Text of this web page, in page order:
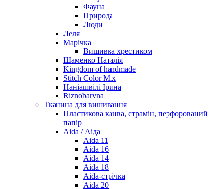
Фауна
Природа
Люди
Леля
Марічка
Вишивка хрестиком
Шаменко Наталія
Kingdom of handmade
Stitch Color Mix
Наніашвілі Ірина
Riznobarvna
Тканина для вишивання
Пластикова канва, страмін, перфорований
папір
Aida / Аіда
Aida 11
Aida 16
Aida 14
Aida 18
Aida-стрічка
Aida 20